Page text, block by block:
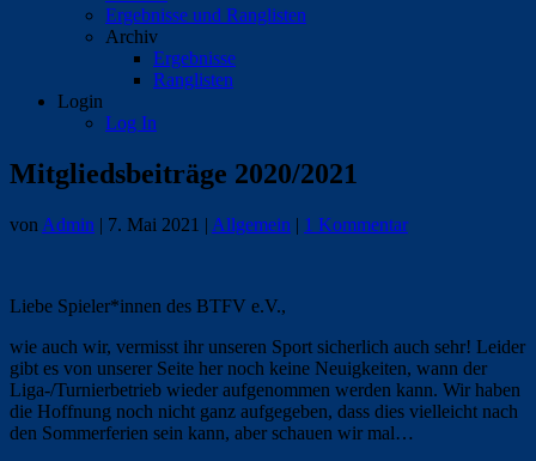
Ergebnisse und Ranglisten
Archiv
Ergebnisse
Ranglisten
Login
Log In
Mitgliedsbeiträge 2020/2021
von Admin | 7. Mai 2021 | Allgemein | 1 Kommentar
Liebe Spieler*innen des BTFV e.V.,
wie auch wir, vermisst ihr unseren Sport sicherlich auch sehr! Leider
gibt es von unserer Seite her noch keine Neuigkeiten, wann der
Liga-/Turnierbetrieb wieder aufgenommen werden kann. Wir haben
die Hoffnung noch nicht ganz aufgegeben, dass dies vielleicht nach
den Sommerferien sein kann, aber schauen wir mal…